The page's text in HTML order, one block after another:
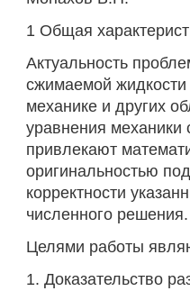
1 Общая
Актуальность
сжимаемой
механике и других
уравнения механики
привлекают
оригинальностью
корректности
численного решения.
Целями работы
1. Доказательство